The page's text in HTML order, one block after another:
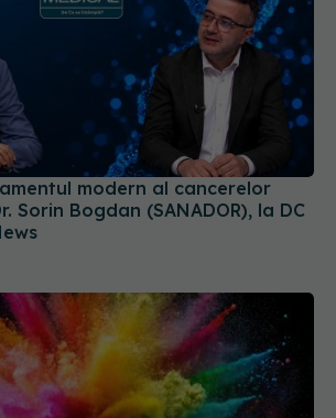
Sorin Bogdan (SANADOR), la DC